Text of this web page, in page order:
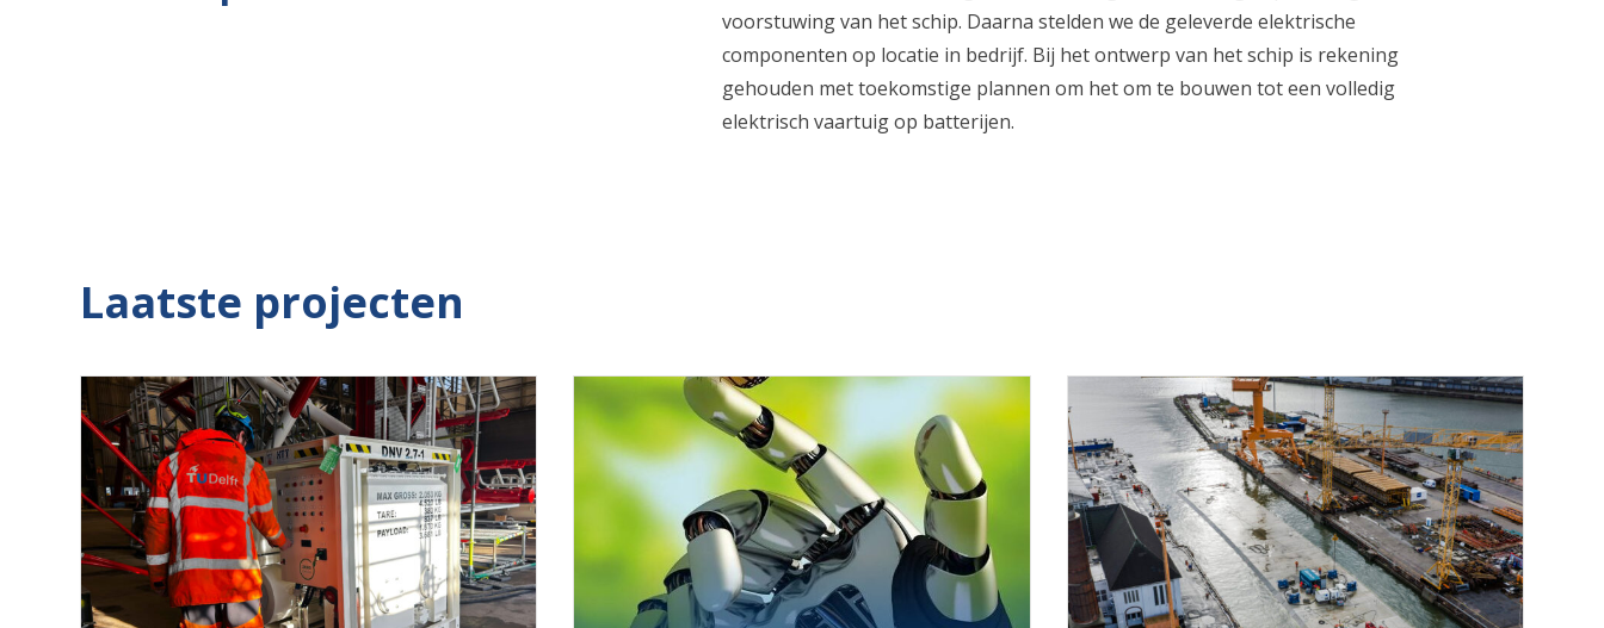
voorstuwing van het schip. Daarna stelden we de geleverde elektrische
componenten op locatie in bedrijf. Bij het ontwerp van het schip is rekening
gehouden met toekomstige plannen om het om te bouwen tot een volledig
elektrisch vaartuig op batterijen.
Laatste projecten